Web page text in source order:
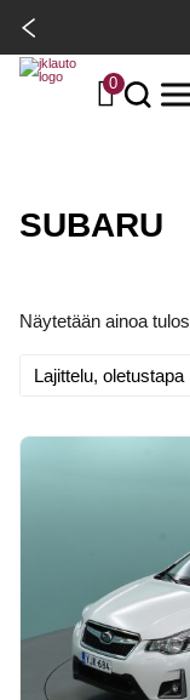
0
SUBARU
Näytetään ainoa tulos